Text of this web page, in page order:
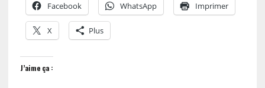
Facebook WhatsApp Imprimer
X Plus
J’aime ça :